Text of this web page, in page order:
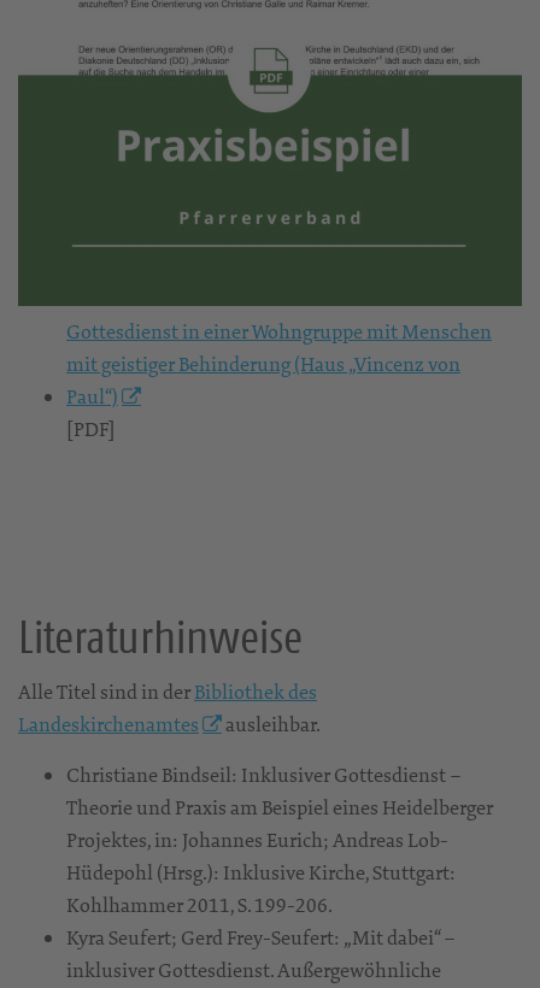
Gottesdienst in einer Wohngruppe mit Menschen
mit geistiger Behinderung (Haus „Vincenz von
Paul“)
[PDF]
Literaturhinweise
Alle Titel sind in derBibliothek des
Landeskirchenamtes
ausleihbar.
Christiane Bindseil: Inklusiver Gottesdienst –
Theorie und Praxis am Beispiel eines Heidelberger
Projektes, in: Johannes Eurich; Andreas Lob-
Hüdepohl (Hrsg.): Inklusive Kirche, Stuttgart:
Kohlhammer 2011, S. 199-206.
Kyra Seufert; Gerd Frey-Seufert: „Mit dabei“ –
inklusiver Gottesdienst. Außergewöhnliche